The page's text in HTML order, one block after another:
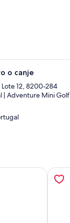
o canje
12, 8200-284
| Adventure Mini Golf